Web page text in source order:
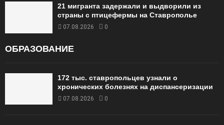
21 мигранта задержали и выдворили из
страны с птицефермы на Ставрополье
07.08.2026 0
ОБРАЗОВАНИЕ
172 тыс. ставропольцев узнали о
хронических болезнях на диспансеризации
07.08.2026 0